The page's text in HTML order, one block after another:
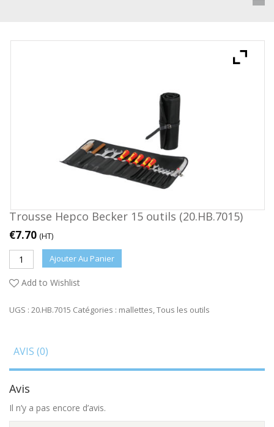
Trousse Hepco Becker 15 outils (20.HB.7015)
€7.70 (HT)
Ajouter Au Panier
Add to Wishlist
UGS : 20.HB.7015 Catégories : mallettes Tous les outils
AVIS (0)
Avis
Il n’y a pas encore d’avis.